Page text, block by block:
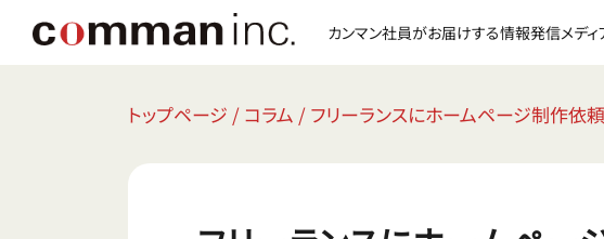
カンマン社員がお届けする情報発信メディ
トップページ / コラム / フリーランスにホームページ制作依